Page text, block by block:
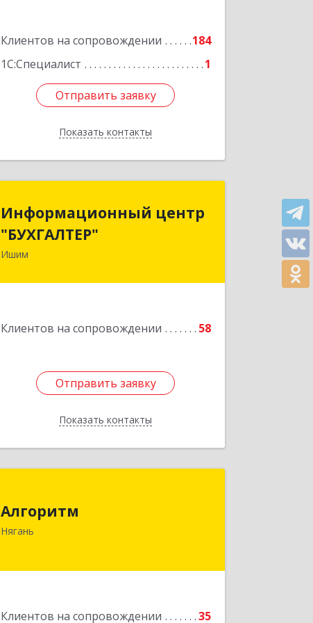
Клиентов на сопровождении
184
1С:Специалист
1
Отправить заявку
Показать контакты
Отправить заявку
Назад
Информационный центр
"БУХГАЛТЕР"
Ишим
Клиентов на сопровождении 58
Отправить заявку
Показать контакты
Информационный центр
"БУХГАЛТЕР"
Отправить заявку
Назад
Алгоритм
Нягань
Клиентов на сопровождении
35
Автономный округ - Югра АО, Нягань
блок 2